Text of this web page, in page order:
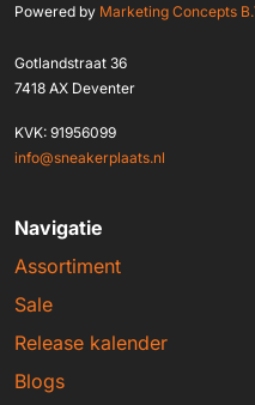
Powered by Marketing Concepts
Gotlandstraat 36
7418 AX Deventer
KVK: 91956099
info@sneakerplaats.nl
Navigatie
Assortiment
Sale
Release kalender
Blogs